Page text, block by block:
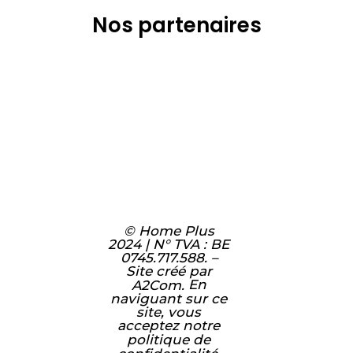
Nos partenaires
© Home Plus
2024 | N° TVA : BE
0745.717.588. –
Site créé par
A2Com.En
naviguant sur ce
site, vous
acceptez notre
politique de